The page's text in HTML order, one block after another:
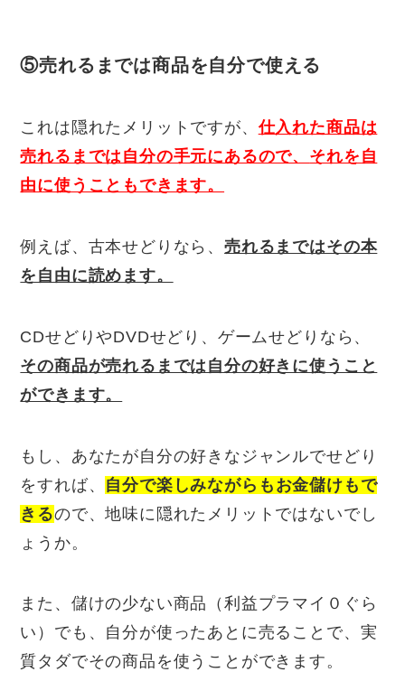
⑤売れるまでは商品を自分で使える
これは隠れたメリットですが、仕入れた商品は
売れるまでは自分の手元にあるので、 それを自
由に使うこともできます。
例えば、古本せどりなら、売れるまではその本
を自由に読めます。
CDせどりやDVDせどり、ゲームせどりなら、
その商品が売れるまでは自分の好きに使うこと
ができます。
もし、あなたが自分の好きなジャンルでせどり
をすれば、 自分で楽しみながらもお金儲けもで
きるので、地味に隠れたメリットではないでし
ょうか。
また、儲けの少ない商品（利益プラマイ０ぐら
い）でも、自分が使ったあとに売ることで、実
質タダでその商品を使うことができます。